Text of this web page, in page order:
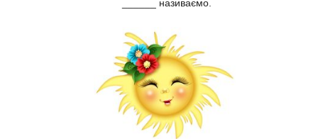
______ називаємо.